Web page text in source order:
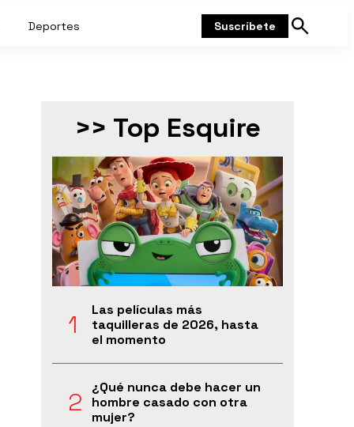
Deportes Suscríbete
Mostrar
>> Top Esquire
Las películas más
taquilleras de 2026, hasta
el momento
¿Qué nunca debe hacer un
hombre casado con otra
mujer?